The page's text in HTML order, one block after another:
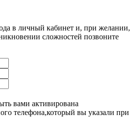
в личный кабинет и, при желании,
сложностей позвоните
вами активирована
телефона,который вы указали при